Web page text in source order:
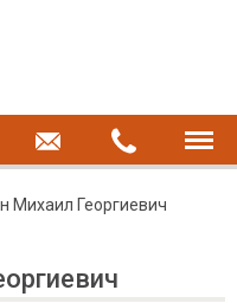
Михаил Георгиевич